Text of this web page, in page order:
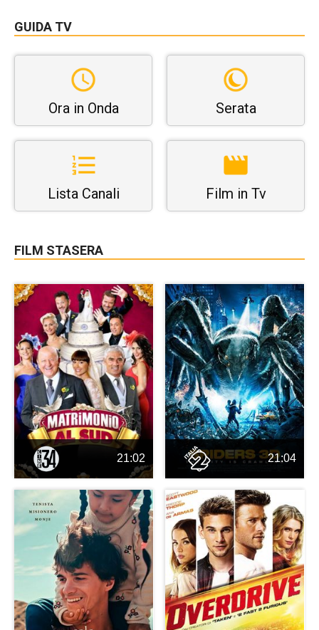
GUIDA TV
Ora in Onda Serata
Lista Canali Film in Tv
FILM STASERA
21:02 21:04